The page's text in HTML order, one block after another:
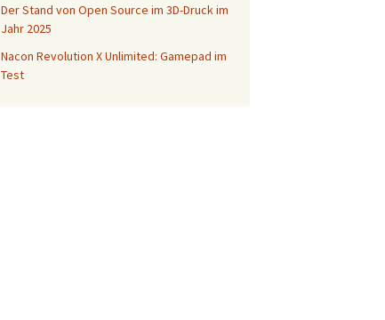
Der Stand von Open Source im 3D-Druck im
Jahr 2025
Nacon Revolution X Unlimited: Gamepad im
Test